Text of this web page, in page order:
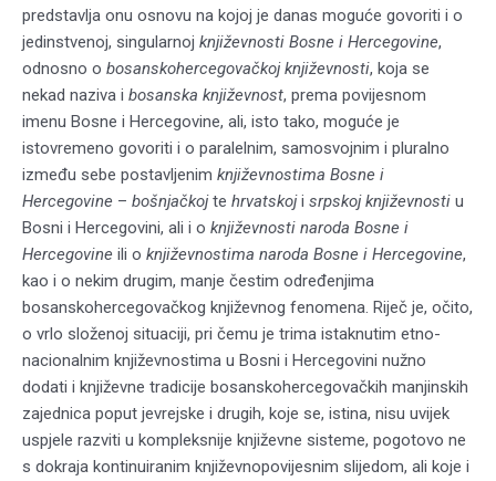
predstavlja onu osnovu na kojoj je danas moguće govoriti i o
jedinstvenoj, singularnoj književnosti Bosne i Hercegovine,
odnosno o bosanskohercegovačkoj književnosti, koja se
nekad naziva i bosanska književnost, prema povijesnom
imenu Bosne i Hercegovine, ali, isto tako, moguće je
istovremeno govoriti i o paralelnim, samosvojnim i pluralno
između sebe postavljenim književnostima Bosne i
Hercegovine – bošnjačkojte hrvatskoji srpskoj književnosti u
Bosni i Hercegovini, ali i o književnosti naroda Bosne i
Hercegovine ili o književnostima naroda Bosne i Hercegovine,
kao i o nekim drugim, manje čestim određenjima
bosanskohercegovačkog književnog fenomena. Riječ je, očito,
o vrlo složenoj situaciji, pri čemu je trima istaknutim etno-
nacionalnim književnostima u Bosni i Hercegovini nužno
dodati i književne tradicije bosanskohercegovačkih manjinskih
zajednica poput jevrejske i drugih, koje se, istina, nisu uvijek
uspjele razviti u kompleksnije književne sisteme, pogotovo ne
s dokraja kontinuiranim književnopovijesnim slijedom, ali koje i